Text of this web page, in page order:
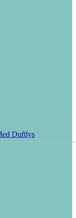
Duftlys